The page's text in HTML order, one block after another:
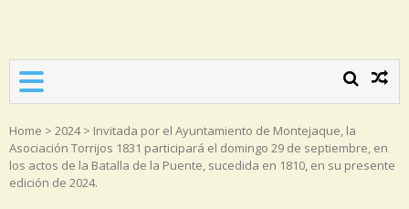
Home > 2024> Invitada por el Ayuntamiento de Montejaque, la
Asociación Torrijos 1831 participará el domingo 29 de septiembre, en
los actos de la Batalla de la Puente, sucedida en 1810, en su presente
edición de 2024.